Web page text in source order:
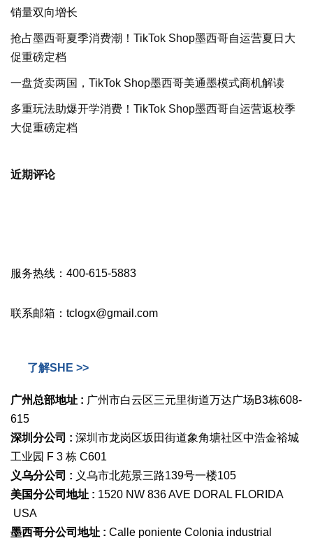
销量双向增长
抢占墨西哥夏季消费潮！TikTok Shop墨西哥自运营夏日大
促重磅定档
一盘货卖两国，TikTok Shop墨西哥美通墨模式商机解读
多重玩法助爆开学消费！TikTok Shop墨西哥自运营返校季
大促重磅定档
近期评论
服务热线：400-615-5883
联系邮箱：tclogx@gmail.com
了解SHE >>
广州总部地址 : 广州市白云区三元里街道万达广场B3栋608-
615
深圳分公司 : 深圳市龙岗区坂田街道象角塘社区中浩金裕城
工业园 F 3 栋 C601
义乌分公司 : 义乌市北苑景三路139号一楼105
美国分公司地址 : 1520 NW 836 AVE DORAL FLORIDA
USA
墨西哥分公司地址 : Calle poniente Colonia industrial